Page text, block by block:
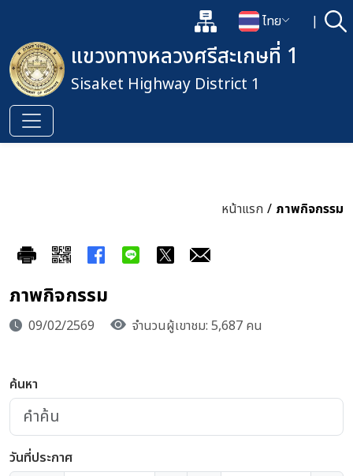
แผนผังเว็บไซต์
เปลี่ยนภาษา
ไทย | ค้
เปิดกล่องค้นหาข้อมูลหลักของเ
แขวงทางหลวงศรีสะเกษที่ 1
Sisaket Highway District 1
หน้าแรก / ภาพกิจกรรม
ภาพกิจกรรม
09/02/2569 จำนวนผู้เขาชม: 5,687 คน
ค้นหา
วันที่ประกาศ